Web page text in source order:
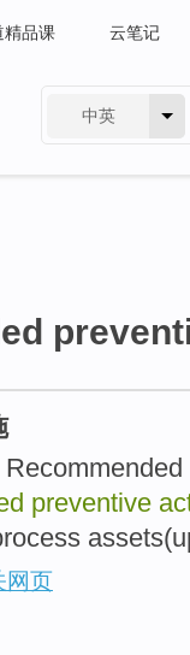
精品课 云笔记
中英
preventive
网页